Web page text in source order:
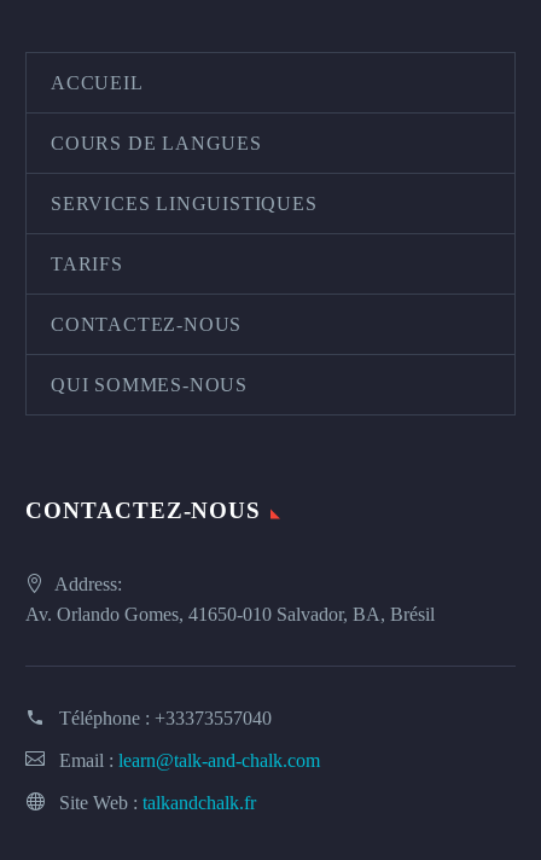
ACCUEIL
COURS DE LANGUES
SERVICES LINGUISTIQUES
TARIFS
CONTACTEZ-NOUS
QUI SOMMES-NOUS
CONTACTEZ-NOUS
Address:
Av. Orlando Gomes, 41650-010 Salvador, BA, Brésil
Téléphone : +33373557040
Email : learn@talk-and-chalk.com
Site Web : talkandchalk.fr